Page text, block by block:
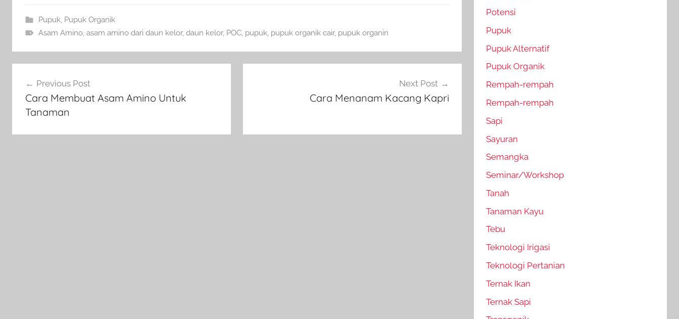
Pupuk, Pupuk Organik
Asam Amino, asam amino dari daun kelor, daun kelor, POC, pupuk, pupuk organik cair, pupuk organin
pos Previous Post
Cara Membuat Asam Amino Untuk
Tanaman
Next Post
Cara Menanam Kacang Kapri
Potensi
Pupuk
Pupuk Alternatif
Pupuk Organik
Rempah-rempah
Rempah-rempah
Sapi
Sayuran
Semangka
Seminar/Workshop
Tanah
Tanaman Kayu
Tebu
Teknologi Irigasi
Teknologi Pertanian
Ternak Ikan
Ternak Sapi